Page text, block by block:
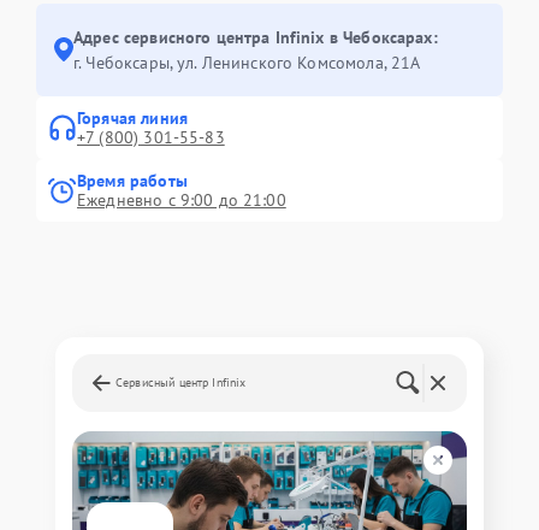
Адрес сервисного центра Infinix в Чебоксарах:
г. Чебоксары, ул. Ленинского Комсомола, 21А
Горячая линия
+7 (800) 301-55-83
Время работы
Ежедневно с 9:00 до 21:00
Сервисный центр Infinix